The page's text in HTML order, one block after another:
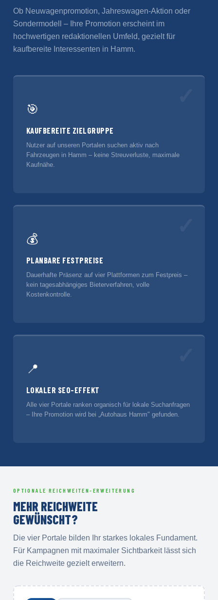
Ob Neuwagenpromotion, Jahreswagen-Aktion oder
Sondermodell – Ihre Promotion erscheint im
hochwertigen redaktionellen Umfeld, gezielt für
kaufbereite Interessenten in Hamm.
🎯
KAUFBEREITE ZIELGRUPPE
Nutzer auf unseren Portalen suchen aktiv nach
Fahrzeugen in Hamm – keine Streuverluste, maximale
Kaufnähe.
💰
PLANBARE FESTPREISE
Dauerhafte Präsenz auf vier Plattformen zum Festpreis –
kein tagesabhängiges Bieterverfahren, volle
Kostenkontrolle.
📍
LOKALER SEO-EFFEKT
Alle vier Portale ranken organisch für lokale Suchanfragen
– Ihre Promotion wird bei „Autohaus Hamm" gefunden.
OPTIONALE REICHWEITEN-ERWEITERUNG
MEHR REICHWEITE
GEWÜNSCHT?
Die vier Portale bilden Ihr starkes lokales Fundament.
Für Kampagnen mit maximaler Sichtbarkeit lässt sich
die Reichweite gezielt erweitern.